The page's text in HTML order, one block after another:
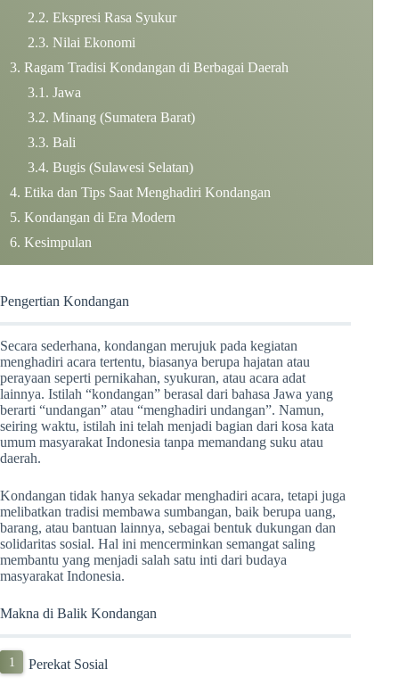
Ekspresi Rasa Syukur
Nilai Ekonomi
Ragam Tradisi Kondangan di Berbagai Daerah
Jawa
Minang (Sumatera Barat)
Bali
Bugis (Sulawesi Selatan)
Etika dan Tips Saat Menghadiri Kondangan
Kondangan di Era Modern
Kesimpulan
Pengertian Kondangan
Secara sederhana, kondangan merujuk pada kegiatan
menghadiri acara tertentu, biasanya berupa hajatan atau
perayaan seperti pernikahan, syukuran, atau acara adat
lainnya. Istilah “kondangan” berasal dari bahasa Jawa yang
berarti “undangan” atau “menghadiri undangan”. Namun,
seiring waktu, istilah ini telah menjadi bagian dari kosa kata
umum masyarakat Indonesia tanpa memandang suku atau
daerah.
Kondangan tidak hanya sekadar menghadiri acara, tetapi juga
melibatkan tradisi membawa sumbangan, baik berupa uang,
barang, atau bantuan lainnya, sebagai bentuk dukungan dan
solidaritas sosial. Hal ini mencerminkan semangat saling
membantu yang menjadi salah satu inti dari budaya
masyarakat Indonesia.
Makna di Balik Kondangan
Perekat Sosial